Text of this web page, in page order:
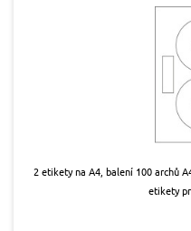
2 etikety na A4, balení 100 archů
etikety